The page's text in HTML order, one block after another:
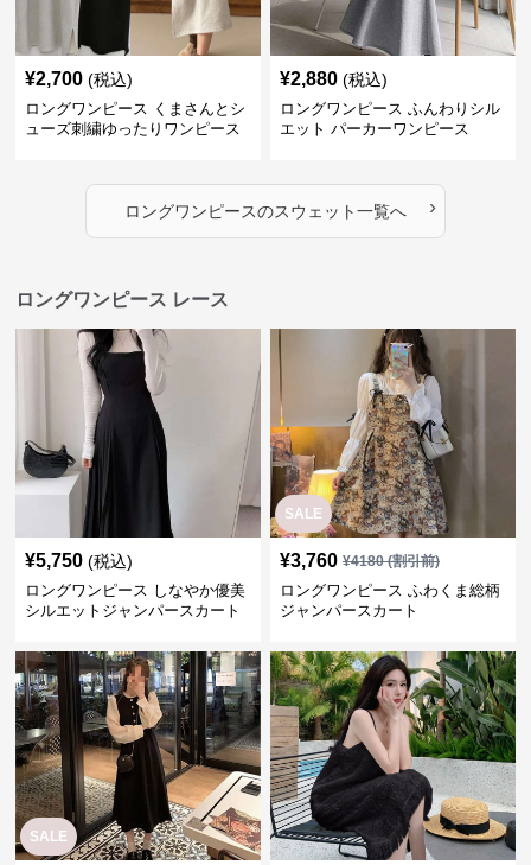
ロングワンピース のスウェット 一覧へ ›
ロングワンピース レース
(税込)
ロングワンピース しなやか優美
シルエットジャンパースカート
SALE
4180(割引前)
ロングワンピース ふわくま総柄
ジャンパースカート
SALE
¥3,160 ¥3950(割引前)
ロングワンピース パフスリーブ
クラシカルワンピース
¥8,840 (税込)
ロングワンピース レース 繊細フ
リンジ裾キャミロングワンピー
ス